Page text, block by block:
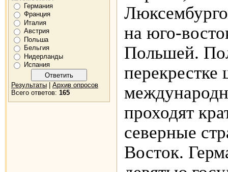
Германия
Франция
Италия
Австрия
Польша
Бельгия
Нидерланды
Испания
Результаты
Архив опросов
Всего ответов: 165
на юго-
Польшей.
проходят
северные
Восток.